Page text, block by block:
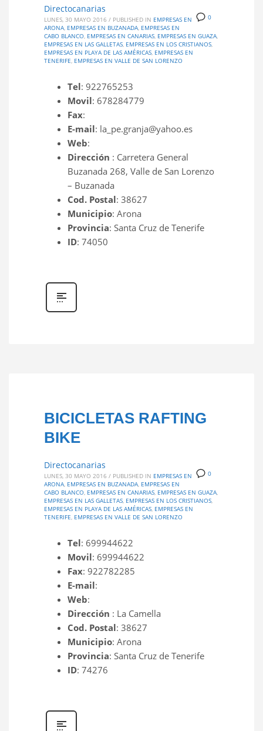
0
Directocanarias
LUNES, 30 MAYO 2016 / PUBLISHED IN EMPRESAS EN
ARONA, EMPRESAS EN BUZANADA, EMPRESAS EN
CABO BLANCO, EMPRESAS EN CANARIAS, EMPRESAS EN GUAZA,
EMPRESAS EN LAS GALLETAS, EMPRESAS EN LOS CRISTIANOS,
EMPRESAS EN PLAYA DE LAS AMÉRICAS, EMPRESAS EN
TENERIFE, EMPRESAS EN VALLE DE SAN LORENZO
Tel: 922765253
Movil: 678284779
Fax:
E-mail: la_pe.granja@yahoo.es
Web:
Dirección : Carretera General
Buzanada 268, Valle de San Lorenzo
– Buzanada
Cod. Postal: 38627
Municipio: Arona
Provincia: Santa Cruz de Tenerife
ID: 74050
BICICLETAS RAFTING
BIKE
0
Directocanarias
LUNES, 30 MAYO 2016 / PUBLISHED IN EMPRESAS EN
ARONA, EMPRESAS EN BUZANADA, EMPRESAS EN
CABO BLANCO, EMPRESAS EN CANARIAS, EMPRESAS EN GUAZA,
EMPRESAS EN LAS GALLETAS, EMPRESAS EN LOS CRISTIANOS,
EMPRESAS EN PLAYA DE LAS AMÉRICAS, EMPRESAS EN
TENERIFE, EMPRESAS EN VALLE DE SAN LORENZO
Tel: 699944622
Movil: 699944622
Fax: 922782285
E-mail:
Web:
Dirección : La Camella
Cod. Postal: 38627
Municipio: Arona
Provincia: Santa Cruz de Tenerife
ID: 74276